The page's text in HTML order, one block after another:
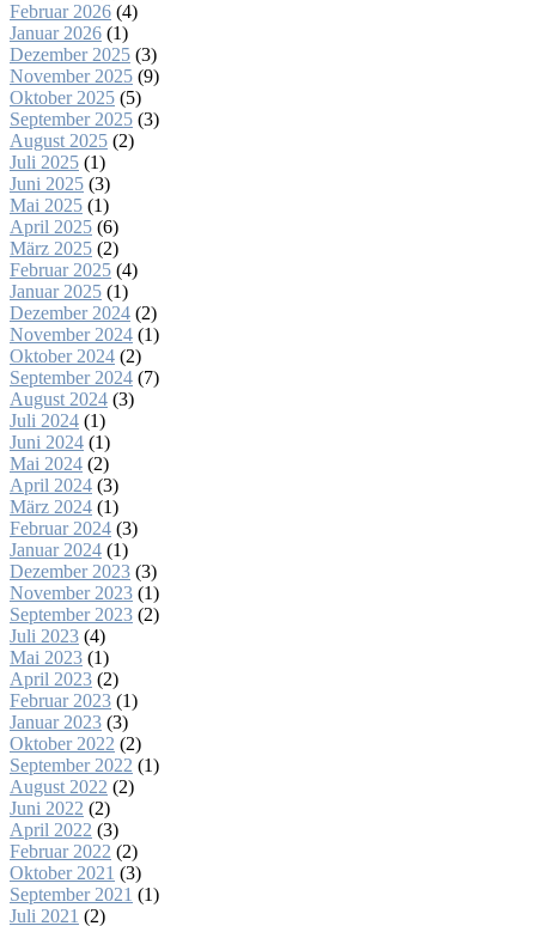
Februar 2026 (4)
Januar 2026 (1)
Dezember 2025 (3)
November 2025 (9)
Oktober 2025 (5)
September 2025 (3)
August 2025 (2)
Juli 2025 (1)
Juni 2025 (3)
Mai 2025 (1)
April 2025 (6)
März 2025 (2)
Februar 2025 (4)
Januar 2025 (1)
Dezember 2024 (2)
November 2024 (1)
Oktober 2024 (2)
September 2024 (7)
August 2024 (3)
Juli 2024 (1)
Juni 2024 (1)
Mai 2024 (2)
April 2024 (3)
März 2024 (1)
Februar 2024 (3)
Januar 2024 (1)
Dezember 2023 (3)
November 2023 (1)
September 2023 (2)
Juli 2023 (4)
Mai 2023 (1)
April 2023 (2)
Februar 2023 (1)
Januar 2023 (3)
Oktober 2022 (2)
September 2022 (1)
August 2022 (2)
Juni 2022 (2)
April 2022 (3)
Februar 2022 (2)
Oktober 2021 (3)
September 2021 (1)
Juli 2021 (2)